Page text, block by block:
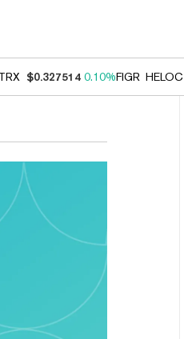
TRX $0.327514 0.10%FIGR_HELOC